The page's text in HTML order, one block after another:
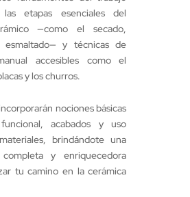
etapas esenciales del
—como el secado,
esmaltado— y técnicas de
accesibles como el
y los churros.
nociones básicas
acabados y uso
brindándote una
completa y enriquecedora
tu camino en la cerámica